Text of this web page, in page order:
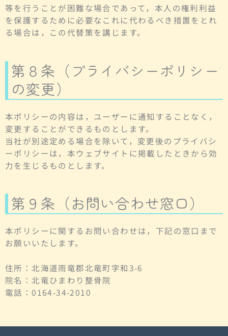
等を行うことが困難な場合であって，本人の権利利益
を保護するために必要なこれに代わるべき措置をとれ
る場合は，この代替策を講じます。
第８条（プライバシーポリシー
の変更）
本ポリシーの内容は，ユーザーに通知することなく，
変更することができるものとします。
当社が別途定める場合を除いて，変更後のプライバシ
ーポリシーは，本ウェブサイトに掲載したときから効
力を生じるものとします。
第９条（お問い合わせ窓口）
本ポリシーに関するお問い合わせは，下記の窓口まで
お願いいたします。
住所：北海道雨竜郡北竜町字和3-6
院名：北竜ひまわり整骨院
電話：0164-34-2010